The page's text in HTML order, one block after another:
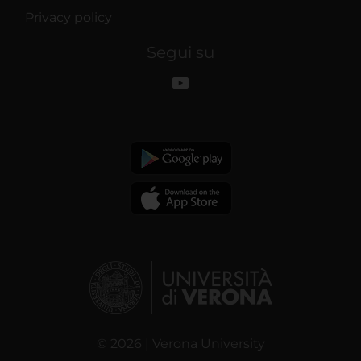
Privacy policy
Segui su
© 2026 | Verona University